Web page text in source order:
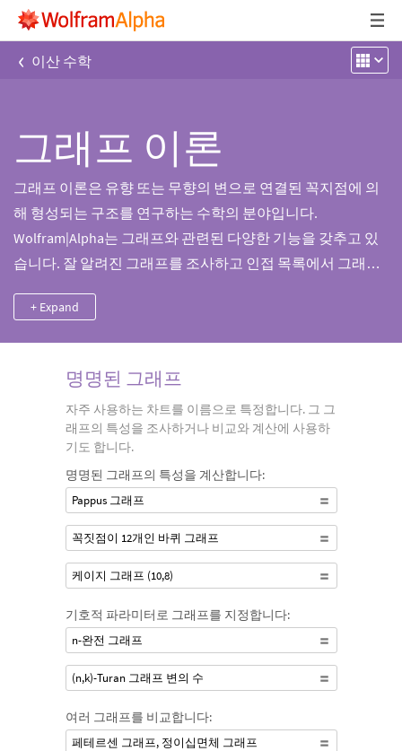
‹ 이산 수학
그래프 이론
그래프 이론은 유향 또는 무향의 변으로 연결된 꼭지점에 의
해 형성되는 구조를 연구하는 수학의 분야입니다.
Wolfram|Alpha는 그래프와 관련된 다양한 기능을 갖추고 있
습니다. 잘 알려진 그래프를 조사하고 인접 목록에서 그래프
습니다.
+ Expand
명명된 그래프
자주 사용하는 차트를 이름으로 특정합니다. 그 그
래프의 특성을 조사하거나 비교와 계산에 사용하
기도 합니다.
명명된 그래프의 특성을 계산합니다:
Pappus 그래프
꼭짓점이 12개인 바퀴 그래프
케이지 그래프 (10,8)
기호적 파라미터로 그래프를 지정합니다:
n-완전 그래프
(n,k)-Turan 그래프 변의 수
여러 그래프를 비교합니다:
페테르센 그래프, 정이십면체 그래프